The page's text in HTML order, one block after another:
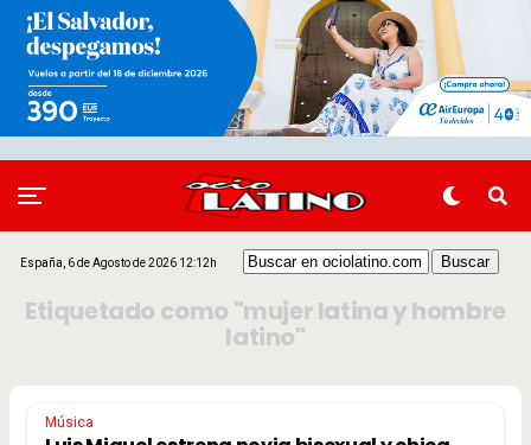
España, 6 de Agosto de 2026 12:12h
Etiquetado como "mujer latina y hombre
latino"
Música